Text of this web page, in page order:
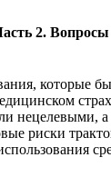
2.
нецелевыми,
риски